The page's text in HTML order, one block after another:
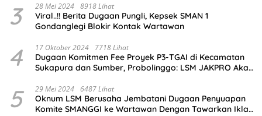
3 28 Mei 2024 8918 Lihat
Viral..!! Berita Dugaan Pungli, Kepsek SMAN 1
Gondanglegi Blokir Kontak Wartawan
4 17 Oktober 2024 7718 Lihat
Dugaan Komitmen Fee Proyek P3-TGAI di Kecamatan
Sukapura dan Sumber, Probolinggo: LSM JAKPRO Akan
5 29 Mei 2024 6487 Lihat
Oknum LSM Berusaha Jembatani Dugaan Penyuapan
Komite SMANGGI ke Wartawan Dengan Tawarkan Iklan